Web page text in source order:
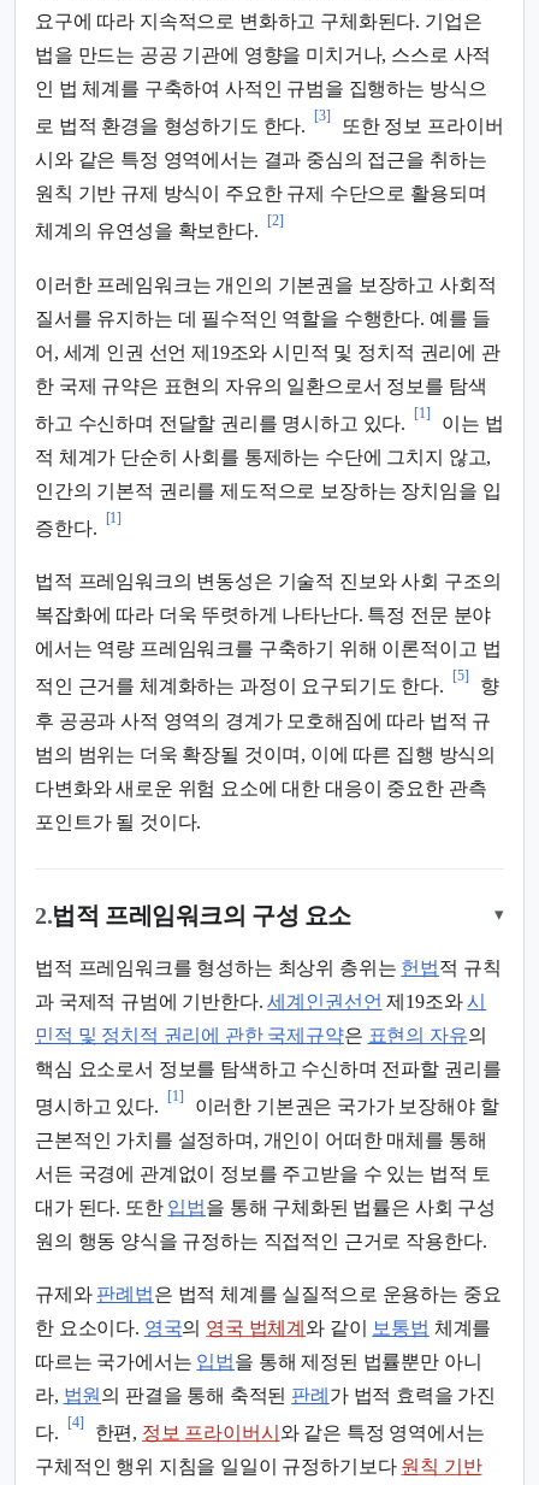
요구에 따라 지속적으로 변화하고 구체화된다. 기업은
법을 만드는 공공 기관에 영향을 미치거나, 스스로 사적
인 법 체계를 구축하여 사적인 규범을 집행하는 방식으
로 법적 환경을 형성하기도 한다.
[3]
또한 정보 프라이버
시와 같은 특정 영역에서는 결과 중심의 접근을 취하는
원칙 기반 규제 방식이 주요한 규제 수단으로 활용되며
체계의 유연성을 확보한다.
[2]
이러한 프레임워크는 개인의 기본권을 보장하고 사회적
질서를 유지하는 데 필수적인 역할을 수행한다. 예를 들
어, 세계 인권 선언 제19조와 시민적 및 정치적 권리에 관
한 국제 규약은 표현의 자유의 일환으로서 정보를 탐색
하고 수신하며 전달할 권리를 명시하고 있다.
[1]
이는 법
적 체계가 단순히 사회를 통제하는 수단에 그치지 않고,
인간의 기본적 권리를 제도적으로 보장하는 장치임을 입
증한다.
[1]
법적 프레임워크의 변동성은 기술적 진보와 사회 구조의
복잡화에 따라 더욱 뚜렷하게 나타난다. 특정 전문 분야
에서는 역량 프레임워크를 구축하기 위해 이론적이고 법
적인 근거를 체계화하는 과정이 요구되기도 한다.
[5]
향
후 공공과 사적 영역의 경계가 모호해짐에 따라 법적 규
범의 범위는 더욱 확장될 것이며, 이에 따른 집행 방식의
다변화와 새로운 위험 요소에 대한 대응이 중요한 관측
포인트가 될 것이다.
2.법적 프레임워크의 구성 요소 ▾
법적 프레임워크를 형성하는 최상위 층위는 헌법적 규칙
과 국제적 규범에 기반한다.세계인권선언 제19조와시
민적 및 정치적 권리에 관한 국제규약은 표현의 자유의
핵심 요소로서 정보를 탐색하고 수신하며 전파할 권리를
명시하고 있다.
[1]
이러한 기본권은 국가가 보장해야 할
근본적인 가치를 설정하며, 개인이 어떠한 매체를 통해
서든 국경에 관계없이 정보를 주고받을 수 있는 법적 토
대가 된다. 또한 입법을 통해 구체화된 법률은 사회 구성
원의 행동 양식을 규정하는 직접적인 근거로 작용한다.
규제와 판례법은 법적 체계를 실질적으로 운용하는 중요
한 요소이다. 영국의 영국 법체계 와 같이 보통법 체계를
따르는 국가에서는 입법을 통해 제정된 법률뿐만 아니
라, 법원 의 판결을 통해 축적된 판례 가 법적 효력을 가진
다.
[4]
한편, 정보 프라이버시 와 같은 특정 영역에서는
구체적인 행위 지침을 일일이 규정하기보다 원칙 기반